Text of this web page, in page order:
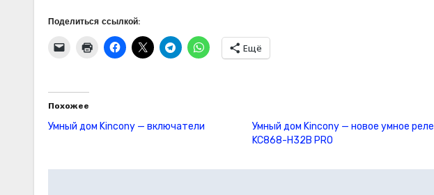
Поделиться ссылкой:
Ещё
Похожее
Умный дом Kincony — включатели
Умный дом Kincony — новое умное реле
KC868-H32B PRO